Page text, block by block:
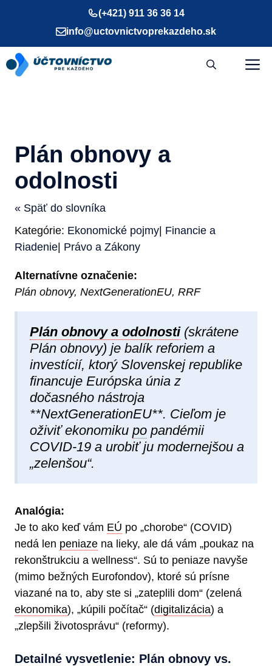
(+421) 911 36 36 14
info@uctovnictvoprekazdeho.sk
Plán obnovy a
odolnosti
« Späť do slovníka
Kategórie: Ekonomické pojmy| Financie a
Riadenie| Právo a Zákony
Alternatívne označenie:
Plán obnovy, NextGenerationEU, RRF
Plán obnovy a odolnosti(skrátene
Plán obnovy) je balík reforiem a
investícií, ktorý Slovenskej republike
financuje Európska únia z
dočasného nástroja
**NextGenerationEU**. Cieľom je
oživiť ekonomiku po pandémii
COVID-19 a urobiť ju modernejšou a
„zelenšou“.
Analógia:
Je to ako keď vám EÚ po „chorobe“ (COVID)
nedá len peniaze na lieky, ale dá vám „poukaz na
rekonštrukciu a wellness“. Sú to peniaze navyše
(mimo bežných Eurofondov), ktoré sú prísne
viazané na to, aby ste si „zateplili dom“ (zelená
ekonomika), „kúpili počítač“ (digitalizácia) a
„zlepšili životosprávu“ (reformy).
Detailné vysvetlenie: Plán obnovy vs.